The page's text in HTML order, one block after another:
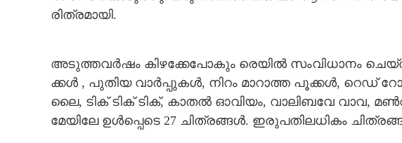
രി​ത്ര​മാ​യി.
അ​ടു​ത്ത​വ​ർ​ഷം​ ​കി​ഴ​ക്കേ​പോ​കും​ ​രെ​യി​ൽ​ ​സം​വി​ധാ​നം​
ക്ക​ൾ​ ,​ ​പു​തി​യ​ ​വാ​ർ​പ്പു​ക​ൾ,​ ​നി​റം​ ​മാ​റാ​ത്ത​ ​പൂ​ക്ക​ൾ,​
ലൈ,​ ​ടി​ക് ​ടി​ക് ​ടി​ക്,​ ​കാ​ത​ൽ​ ​ഓ​വി​യം,​ ​വാ​ലി​ബ​വേ​ ​വാ​വ,​
മേ​യി​ലേ​ ​ഉ​ൾ​പ്പെ​ടെ 27 ​ചി​ത്ര​ങ്ങ​ൾ.​ ​ഇ​രു​പ​തി​ല​ധി​കം​